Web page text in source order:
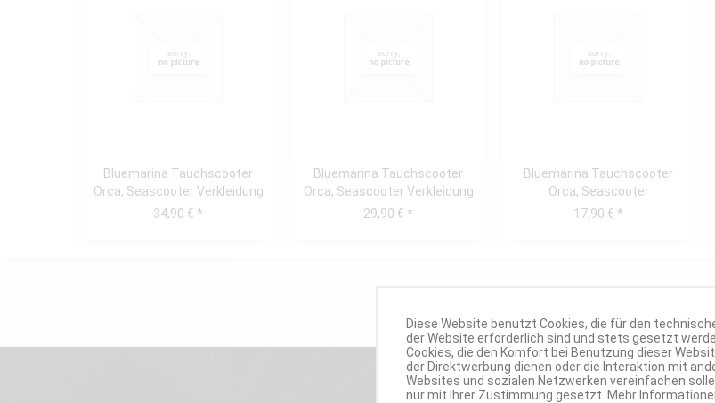
Bluemarina Tauchscooter
Orca, Seascooter Verkleidung
oben
34,90 € *
Bluemarina Tauchscooter
Orca, Seascooter Verkleidung
Mitte
29,90 € *
Bluemarina Tauchscooter
Orca, Seascooter
Bedienelement...
17,90 € *
Diese Website benutzt Cookies, die für den
der Website erforderlich sind und stets gesetzt
Cookies, die den Komfort bei Benutzung dieser
der Direktwerbung dienen oder die Interaktion mit
Websites und sozialen Netzwerken vereinfachen
nur mit Ihrer Zustimmung gesetzt. Mehr